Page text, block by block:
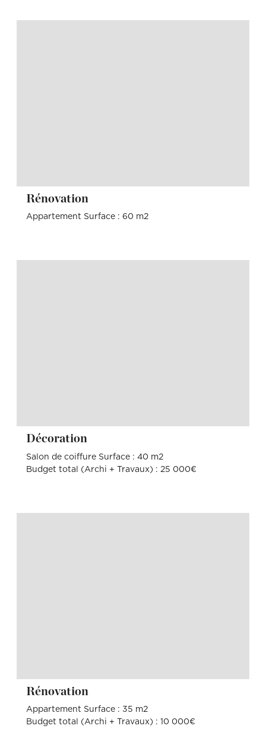
Rénovation
Appartement Surface : 60 m2
Décoration
Salon de coiffure Surface : 40 m2
Budget total (Archi + Travaux) : 25 000€
Rénovation
Appartement Surface : 35 m2
Budget total (Archi + Travaux) : 10 000€